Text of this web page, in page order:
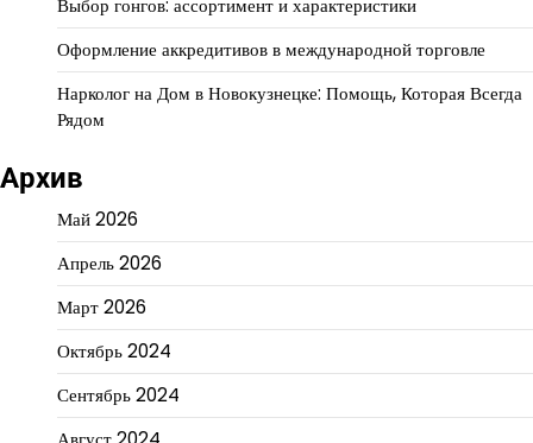
Выбор гонгов: ассортимент и характеристики
Оформление аккредитивов в международной торговле
Нарколог на Дом в Новокузнецке: Помощь, Которая Всегда
Рядом
Архив
Май 2026
Апрель 2026
Март 2026
Октябрь 2024
Сентябрь 2024